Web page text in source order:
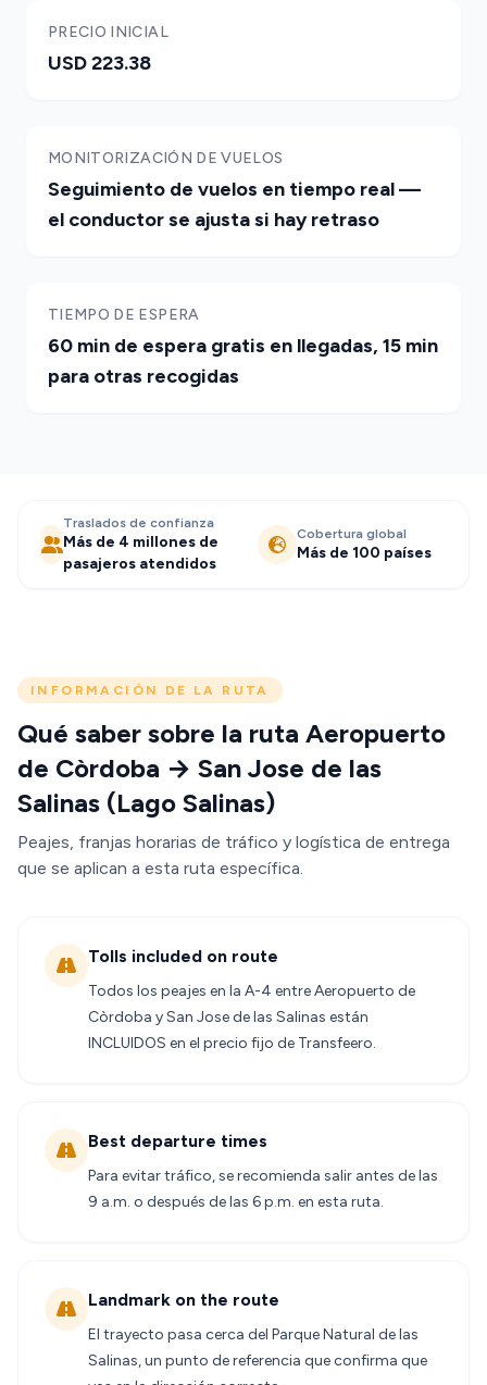
PRECIO INICIAL
USD 223.38
MONITORIZACIÓN DE VUELOS
Seguimiento de vuelos en tiempo real —
el conductor se ajusta si hay retraso
TIEMPO DE ESPERA
60 min de espera gratis en llegadas, 15 min
para otras recogidas
Traslados de confianza
Más de 4 millones de
pasajeros atendidos
Cobertura global
Más de 100 países
INFORMACIÓN DE LA RUTA
Qué saber sobre la ruta Aeropuerto
de Còrdoba → San Jose de las
Salinas (Lago Salinas)
Peajes, franjas horarias de tráfico y logística de entrega
que se aplican a esta ruta específica.
Tolls included on route
Todos los peajes en la A-4 entre Aeropuerto de
Còrdoba y San Jose de las Salinas están
INCLUIDOS en el precio fijo de Transfeero.
Best departure times
Para evitar tráfico, se recomienda salir antes de las
9 a.m. o después de las 6 p.m. en esta ruta.
Landmark on the route
El trayecto pasa cerca del Parque Natural de las
Salinas, un punto de referencia que confirma que